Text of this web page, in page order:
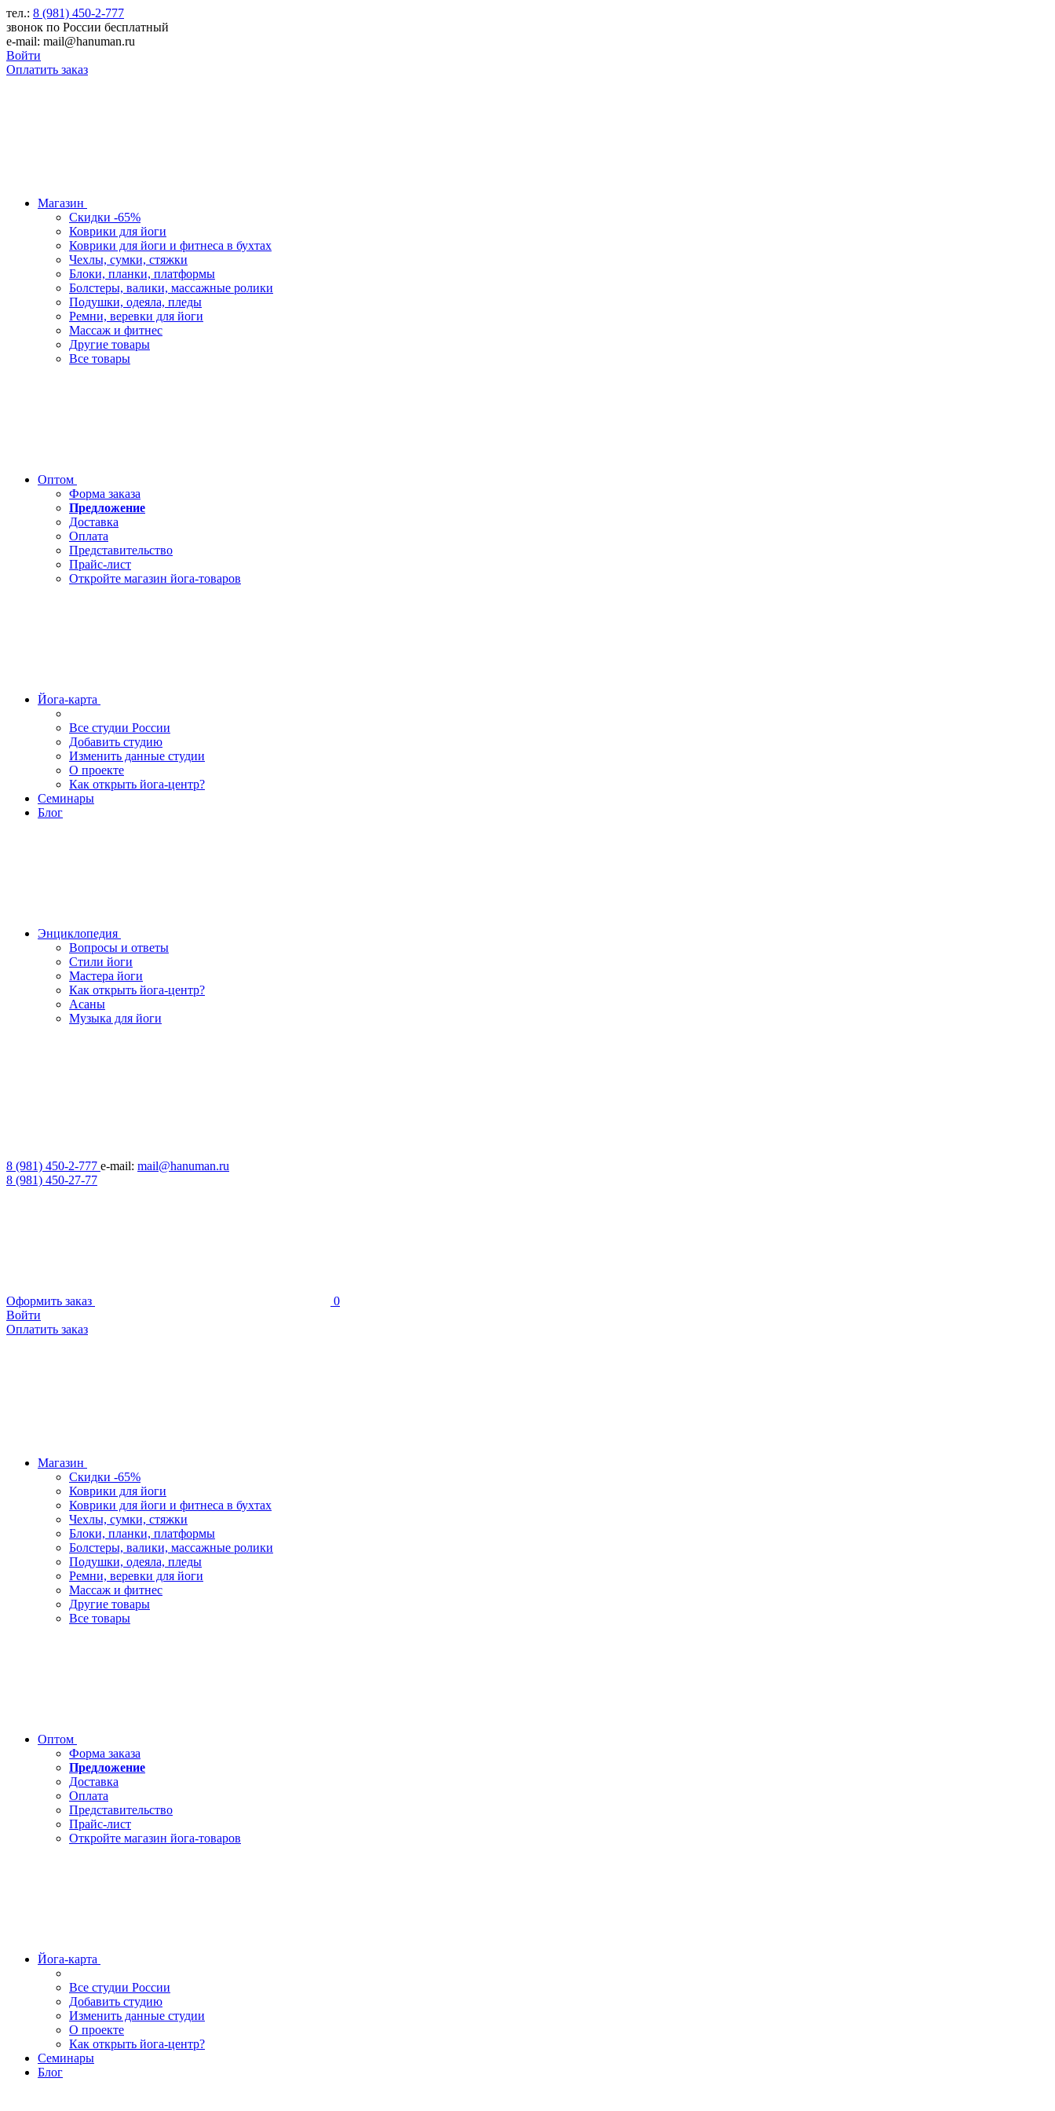
тел.: 8 (981) 450-2-777
звонок по России бесплатный
e-mail: mail@hanuman.ru
Войти
Оплатить заказ
Магазин
Скидки -65%
Коврики для йоги
Коврики для йоги и фитнеса в бухтах
Чехлы, сумки, стяжки
Блоки, планки, платформы
Болстеры, валики, массажные ролики
Подушки, одеяла, пледы
Ремни, веревки для йоги
Массаж и фитнес
Другие товары
Все товары
Оптом
Форма заказа
Предложение
Доставка
Оплата
Представительство
Прайс-лист
Откройте магазин йога-товаров
Йога-карта
Все студии России
Добавить студию
Изменить данные студии
О проекте
Как открыть йога-центр?
Семинары
Блог
Энциклопедия
Вопросы и ответы
Стили йоги
Мастера йоги
Как открыть йога-центр?
Асаны
Музыка для йоги
8 (981) 450-2-777 e-mail: mail@hanuman.ru
8 (981) 450-27-77
Оформить заказ
0
Войти
Оплатить заказ
Магазин
Скидки -65%
Коврики для йоги
Коврики для йоги и фитнеса в бухтах
Чехлы, сумки, стяжки
Блоки, планки, платформы
Болстеры, валики, массажные ролики
Подушки, одеяла, пледы
Ремни, веревки для йоги
Массаж и фитнес
Другие товары
Все товары
Оптом
Форма заказа
Предложение
Доставка
Оплата
Представительство
Прайс-лист
Откройте магазин йога-товаров
Йога-карта
Все студии России
Добавить студию
Изменить данные студии
О проекте
Как открыть йога-центр?
Семинары
Блог